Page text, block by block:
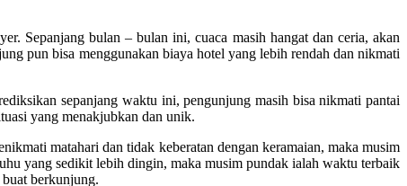
Sepanjang bulan – bulan ini, cuaca masih hangat dan ceria, akan
pun bisa menggunakan biaya hotel yang lebih rendah dan nikmati
sepanjang waktu ini, pengunjung masih bisa nikmati pantai
yang menakjubkan dan unik.
matahari dan tidak keberatan dengan keramaian, maka musim
yang sedikit lebih dingin, maka musim pundak ialah waktu terbaik
berkunjung.